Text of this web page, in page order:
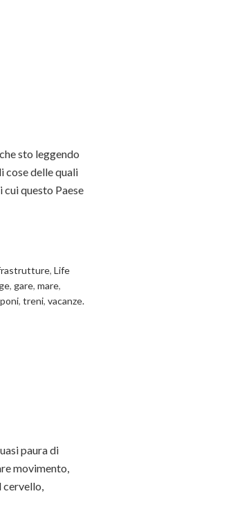
sto leggendo
cose delle quali
questo Paese
, Life
, gare, mare,
, treni, vacanze.
paura di
movimento,
cervello,